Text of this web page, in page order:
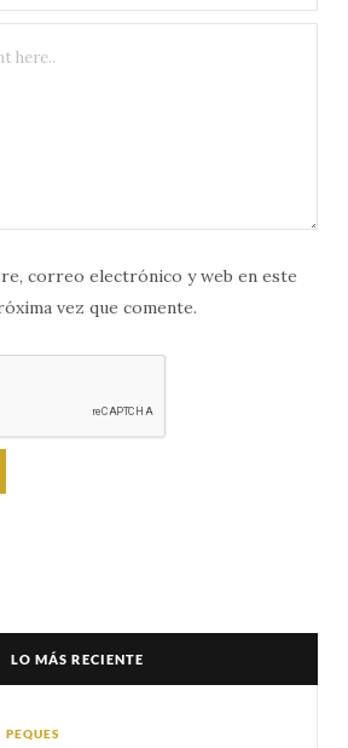
correo electrónico y web en este
vez que comente.
LO MÁS RECIENTE
PEQUES